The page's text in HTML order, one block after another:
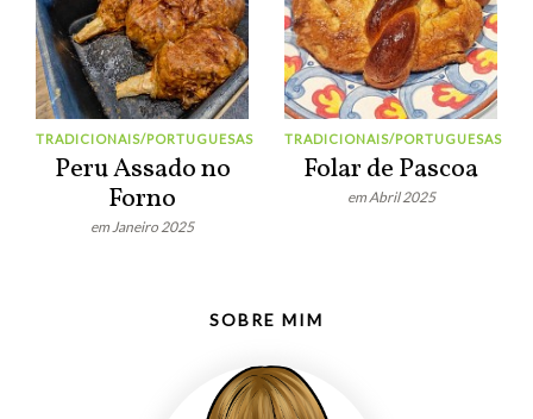
TRADICIONAIS/PORTUGUESAS
Peru Assado no
Forno
em Janeiro 2025
TRADICIONAIS/PORTUGUESAS
Folar de Pascoa
em Abril 2025
SOBRE MIM